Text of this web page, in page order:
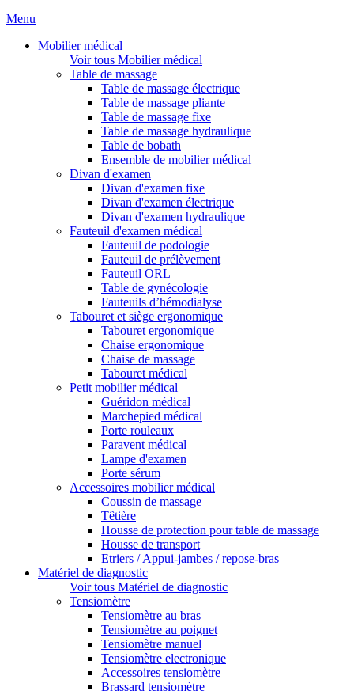
Menu
Mobilier médical
Voir tous Mobilier médical
Table de massage
Table de massage électrique
Table de massage pliante
Table de massage fixe
Table de massage hydraulique
Table de bobath
Ensemble de mobilier médical
Divan d'examen
Divan d'examen fixe
Divan d'examen électrique
Divan d'examen hydraulique
Fauteuil d'examen médical
Fauteuil de podologie
Fauteuil de prélèvement
Fauteuil ORL
Table de gynécologie
Fauteuils d’hémodialyse
Tabouret et siège ergonomique
Tabouret ergonomique
Chaise ergonomique
Chaise de massage
Tabouret médical
Petit mobilier médical
Guéridon médical
Marchepied médical
Porte rouleaux
Paravent médical
Lampe d'examen
Porte sérum
Accessoires mobilier médical
Coussin de massage
Têtière
Housse de protection pour table de massage
Housse de transport
Etriers / Appui-jambes / repose-bras
Matériel de diagnostic
Voir tous Matériel de diagnostic
Tensiomètre
Tensiomètre au bras
Tensiomètre au poignet
Tensiomètre manuel
Tensiomètre electronique
Accessoires tensiomètre
Brassard tensiomètre